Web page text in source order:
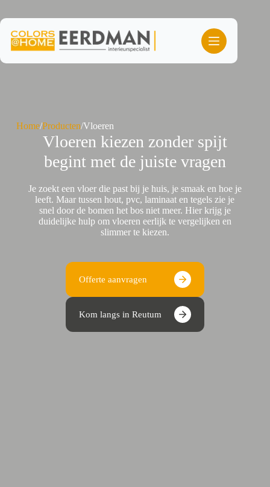
de
inhoud
Home/Producten/Vloeren
Vloeren kiezen zonder spijt
begint met de juiste vragen
Je zoekt een vloer die past bij je huis, je smaak en hoe je
leeft. Maar tussen hout, pvc, laminaat en tegels zie je
snel door de bomen het bos niet meer. Hier krijg je
duidelijke hulp om vloeren eerlijk te vergelijken en
slimmer te kiezen.
Offerte aanvragen
Kom langs in Reutum